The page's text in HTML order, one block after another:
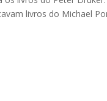
livros do Michael